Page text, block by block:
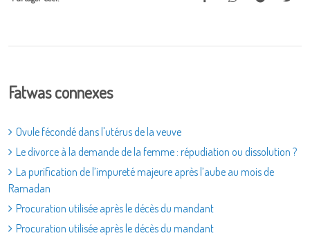
Fatwas connexes
Ovule fécondé dans l'utérus de la veuve
Le divorce à la demande de la femme : répudiation ou dissolution ?
La purification de l’impureté majeure après l’aube au mois de
Ramadan
Procuration utilisée après le décès du mandant
Procuration utilisée après le décès du mandant